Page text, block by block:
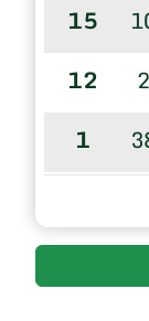
15
12
1